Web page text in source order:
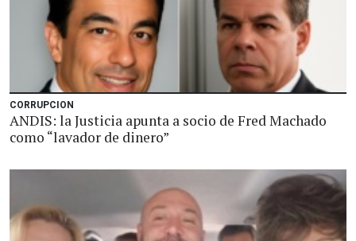
CORRUPCION
ANDIS: la Justicia apunta a socio de Fred Machado
como “lavador de dinero”